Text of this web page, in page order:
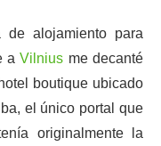
de alojamiento para
aVilnius me decanté
boutique ubicado
el único portal que
originalmente la